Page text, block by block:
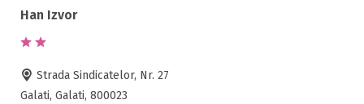
Han Izvor
Strada Sindicatelor, Nr. 27
Galati, Galati, 800023